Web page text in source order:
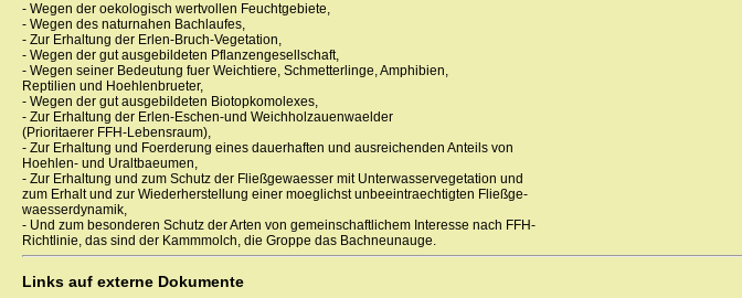
- Wegen der oekologisch wertvollen Feuchtgebiete,
- Wegen des naturnahen Bachlaufes,
- Zur Erhaltung der Erlen-Bruch-Vegetation,
- Wegen der gut ausgebildeten Pflanzengesellschaft,
- Wegen seiner Bedeutung fuer Weichtiere, Schmetterlinge, Amphibien,
Reptilien und Hoehlenbrueter,
- Wegen der gut ausgebildeten Biotopkomolexes,
- Zur Erhaltung der Erlen-Eschen-und Weichholzauenwaelder
(Prioritaerer FFH-Lebensraum),
- Zur Erhaltung und Foerderung eines dauerhaften und ausreichenden Anteils von
Hoehlen- und Uraltbaeumen,
- Zur Erhaltung und zum Schutz der Fließgewaesser mit Unterwasservegetation und
zum Erhalt und zur Wiederherstellung einer moeglichst unbeeintraechtigten Fließge-
waesserdynamik,
- Und zum besonderen Schutz der Arten von gemeinschaftlichem Interesse nach FFH-
Richtlinie, das sind der Kammmolch, die Groppe das Bachneunauge.
Links auf externe Dokumente